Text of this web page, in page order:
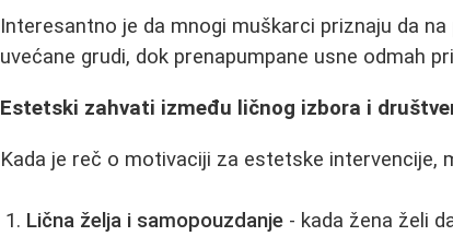
Interesantno je da mnogi muškarci priznaju da
uvećane grudi, dok prenapumpane usne odmah
Estetski zahvati između ličnog izbora i
Kada je reč o motivaciji za estetske intervencije,
Lična želja i samopouzdanje - kada žena želi